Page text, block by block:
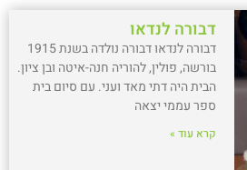
דבורה לנדאו
דבורה לנדאו דבורה נולדה בשנת 1915
בורשה, פולין, להוריה חנה-איטה ובן ציון.
הבית היה דתי מאד ועני. עם סיום בית
ספר עממי יצאה
קרא עוד »